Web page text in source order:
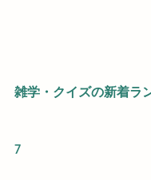
雑学・クイズの新着ラ
7